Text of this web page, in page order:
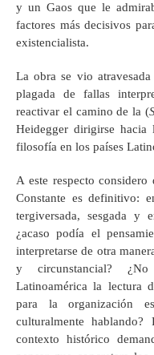
y un Gaos que le
factores más decisivos
existencialista.
La obra se vio
plagada de fallas
reactivar el camino de la (
Heidegger dirigirse hacia
filosofía en los países
A este respecto
Constante es definitivo:
tergiversada, sesgada y
¿acaso podía el
interpretarse de otra
y circunstancial?
Latinoamérica la lectura
para la organización
culturalmente
contexto histórico